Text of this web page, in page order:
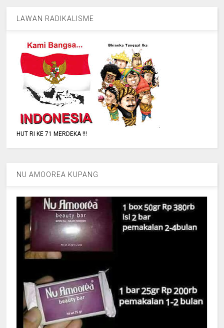
LAWAN RADIKALISME
HUT RI KE 71 MERDEKA !!!
NU AMOOREA KUPANG